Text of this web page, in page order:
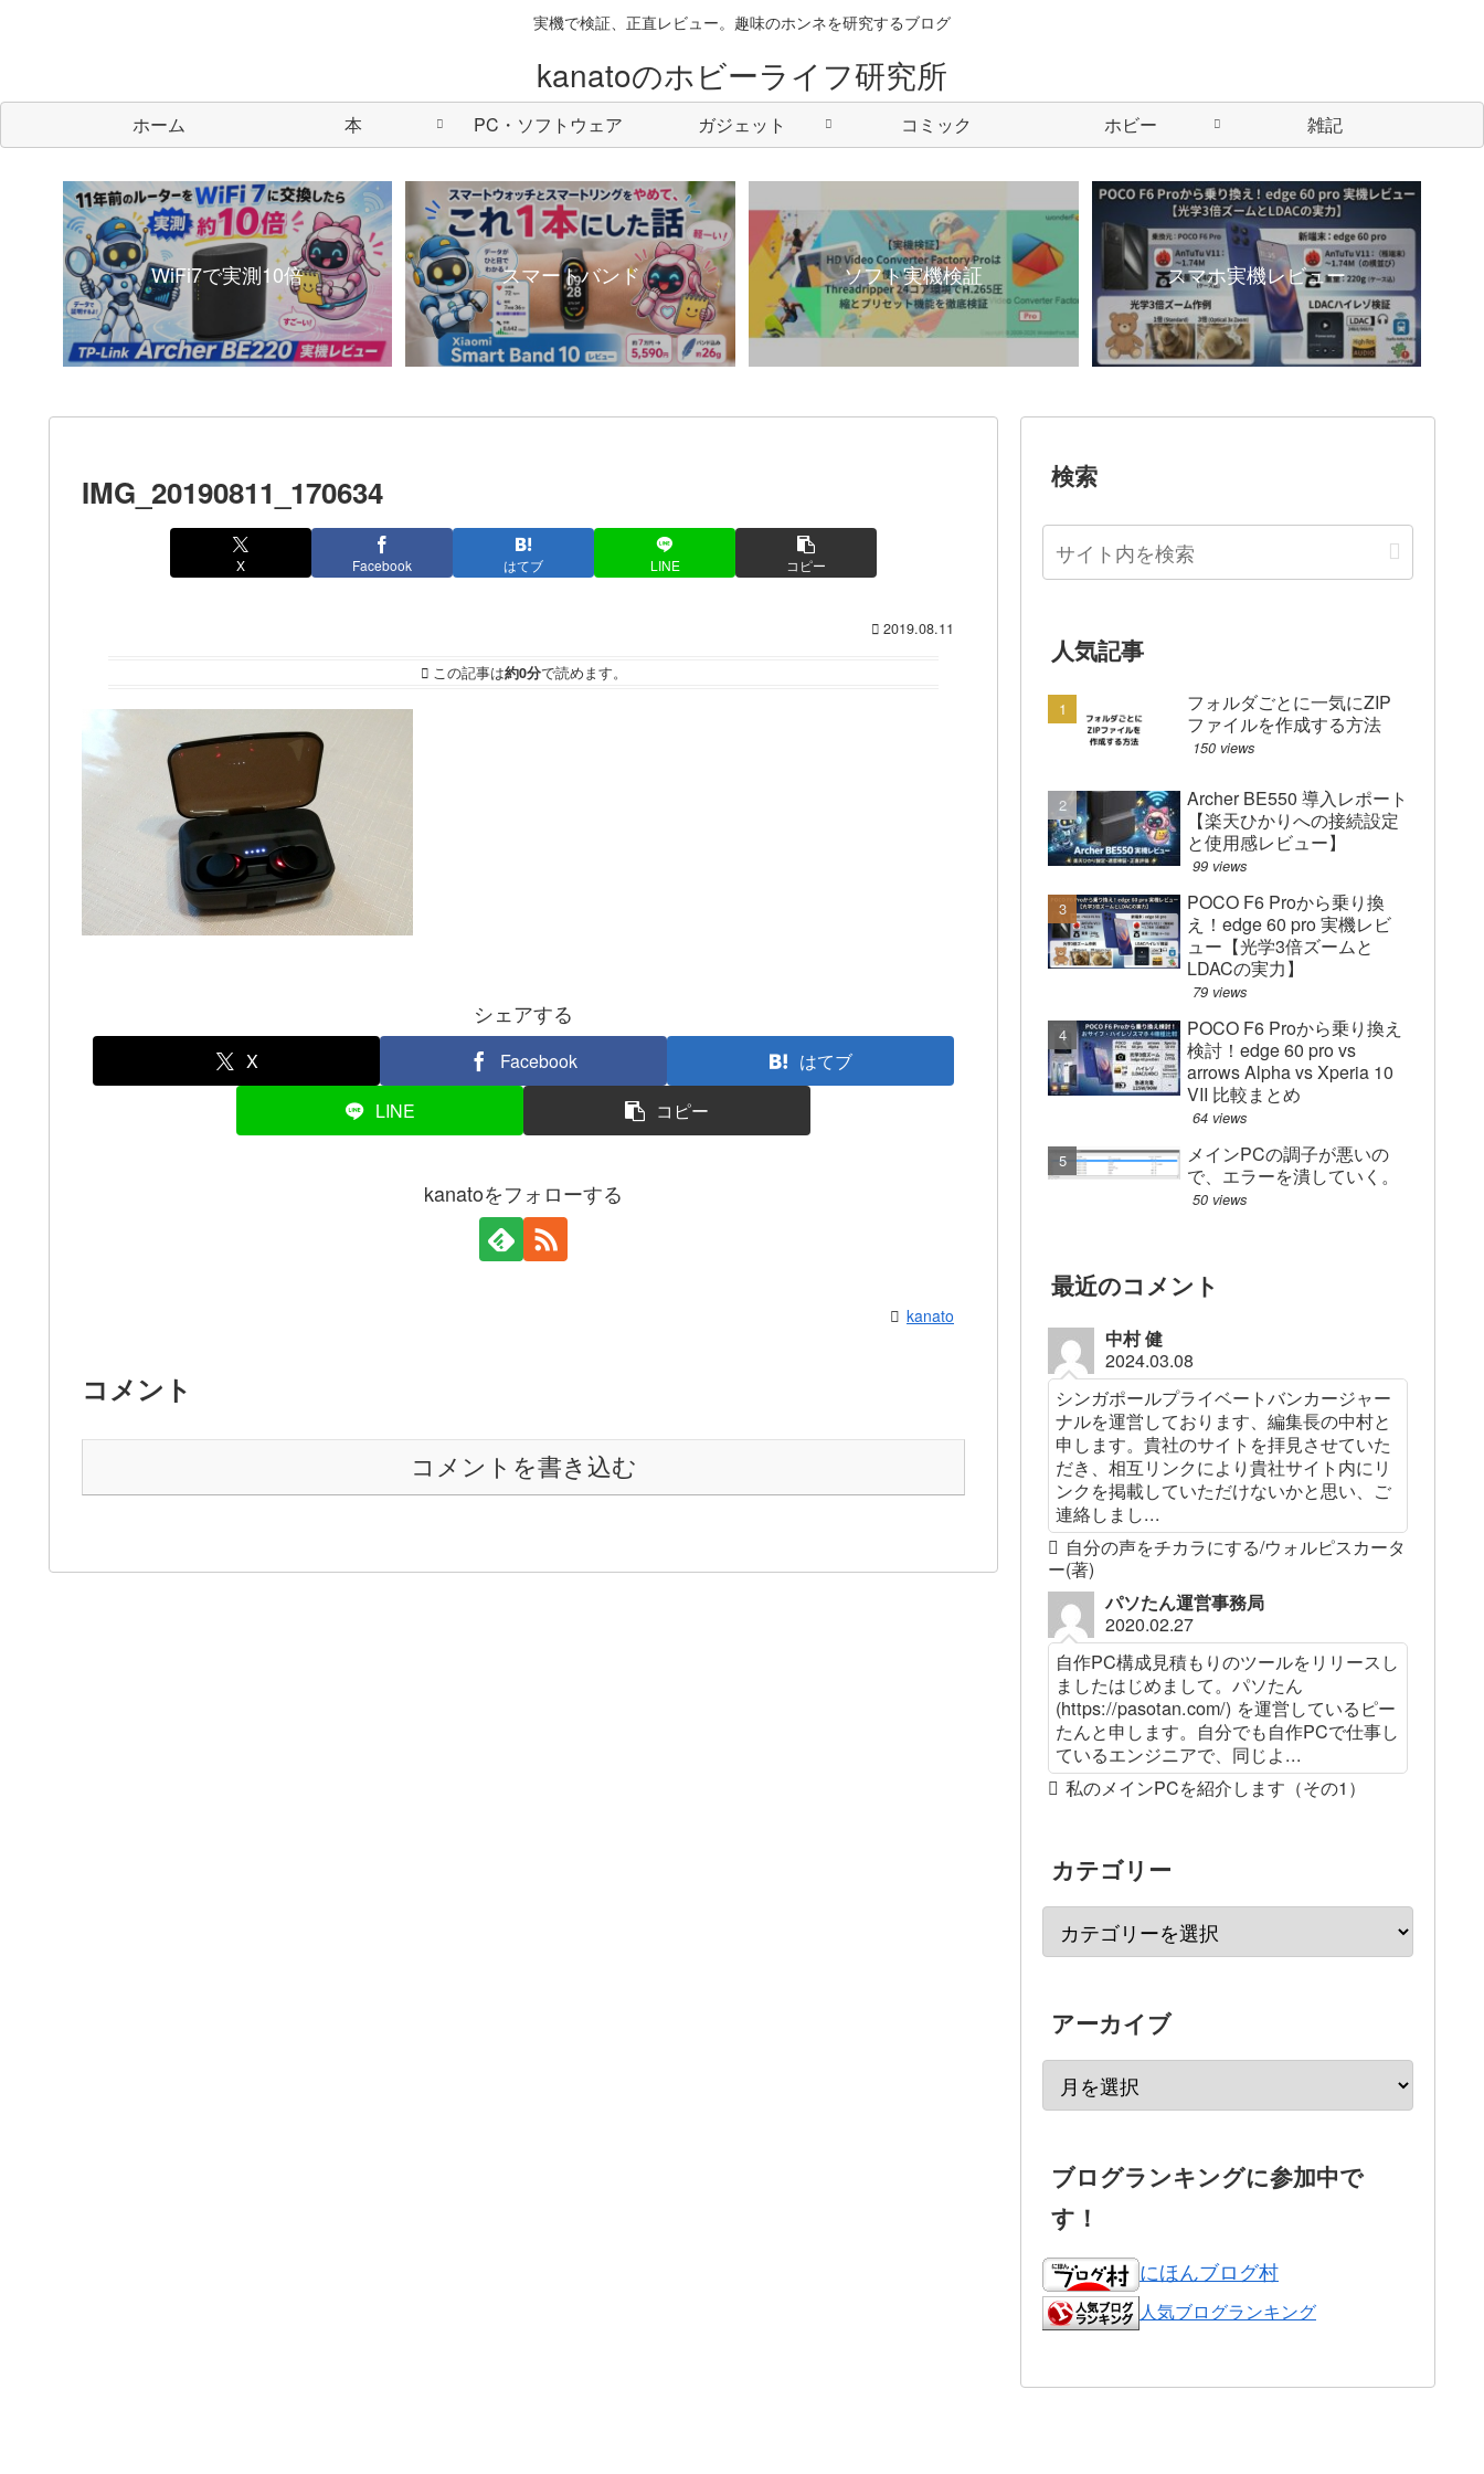
実機で検証、正直レビュー。趣味のホンネを研究するブログ
kanatoのホビーライフ研究所
ホーム 本 PC・ソフトウェア ガジェット コミック ホビー 雑記
WiFi7で実測10倍 スマートバンド ソフト実機検証 スマホ実機レビュー
IMG_20190811_170634
X Facebook はてブ LINE コピー
2019.08.11
この記事は約0分で読めます。
シェアする
X Facebook
はてブ
LINE
コピー
kanatoをフォローする
kanato
コメント
コメントを書き込む
検索
人気記事
フォルダごとに一気にZIP
ファイルを作成する方法
150 views
Archer BE550 導入レポート
【楽天ひかりへの接続設定
と使用感レビュー】
99 views
POCO F6 Proから乗り換
え！edge 60 pro 実機レビ
ュー【光学3倍ズームと
LDACの実力】
79 views
POCO F6 Proから乗り換え
検討！edge 60 pro vs
arrows Alpha vs Xperia 10
VII 比較まとめ
64 views
メインPCの調子が悪いの
で、エラーを潰していく。
50 views
最近のコメント
中村 健
2024.03.08
シンガポールプライベートバンカージャー
ナルを運営しております、編集長の中村と
申します。貴社のサイトを拝見させていた
だき、相互リンクにより貴社サイト内にリ
ンクを掲載していただけないかと思い、ご
連絡しまし...
自分の声をチカラにする/ウォルピスカータ
ー(著)
パソたん運営事務局
2020.02.27
自作PC構成見積もりのツールをリリースし
ましたはじめまして。パソたん
(https://pasotan.com/) を運営しているピー
たんと申します。自分でも自作PCで仕事し
ているエンジニアで、同じよ...
私のメインPCを紹介します（その1）
カテゴリー
アーカイブ
ブログランキングに参加中で
す！
にほんブログ村
人気ブログランキング